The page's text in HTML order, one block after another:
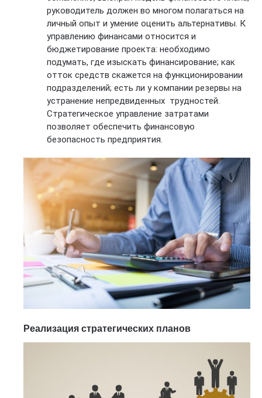
руководитель должен во многом полагаться на
личный опыт и умение оценить альтернативы. К
управлению финансами относится и
бюджетирование проекта: необходимо
подумать, где изыскать финансирование; как
отток средств скажется на функционировании
подразделений; есть ли у компании резервы на
устранение непредвиденных трудностей.
Стратегическое управление затратами
позволяет обеспечить финансовую
безопасность предприятия.
Реализация стратегических планов